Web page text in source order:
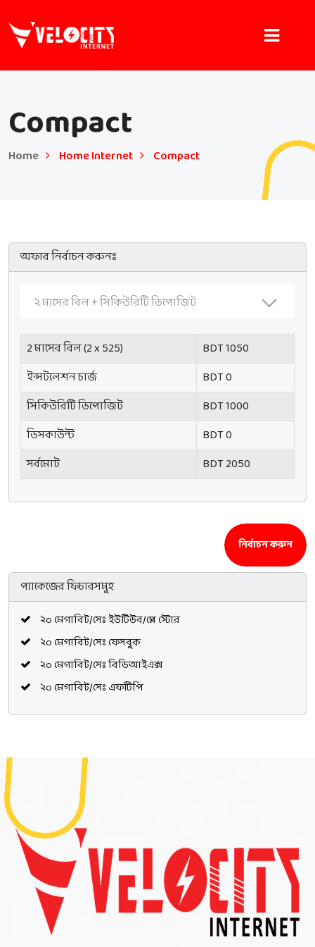
Compact
Home Home Internet Compact
অফার নির্বাচন করুনঃ
২ মাসের বিল + সিকিউরিটি ডিপোজিট
2 মাসের বিল (2 x 525)
BDT 1050
ইন্সটলেশন চার্জ
BDT 0
সিকিউরিটি ডিপোজিট
BDT 1000
ডিসকাউন্ট
BDT 0
সর্বমোট
BDT 2050
নির্বাচন করুন
প্যাকেজের ফিচারসমুহ
২০ মেগাবিট/সেঃ ইউটিউব/প্লে স্টোর
২০ মেগাবিট/সেঃ ফেসবুক
২০ মেগাবিট/সেঃ বিডিআইএক্স
২০ মেগাবিট/সেঃ এফটিপি